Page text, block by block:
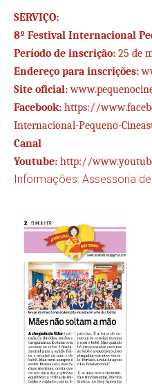
SERVIÇO:
8º Festival Internacional
Período de inscrição: 25 de
Endereço para inscrições:
Site oficial:
Facebook: https://
Internacional-Pequeno-
Canal
Youtube: http://
Informações: Assessoria